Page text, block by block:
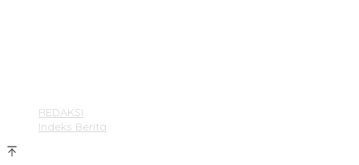
REDAKSI
Indeks Berita